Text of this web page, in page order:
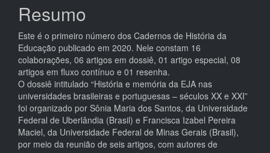
principal
Resumo
Este é o primeiro número dos Cadernos de História da
Educação publicado em 2020. Nele constam 16
colaborações, 06 artigos em dossiê, 01 artigo especial, 08
artigos em fluxo contínuo e 01 resenha.
O dossiê intitulado “História e memória da EJA nas
universidades brasileiras e portuguesas – séculos XX e XXI”
foi organizado por Sônia Maria dos Santos, da Universidade
Federal de Uberlândia (Brasil) e Francisca Izabel Pereira
Maciel, da Universidade Federal de Minas Gerais (Brasil),
por meio da reunião de seis artigos, com autores de